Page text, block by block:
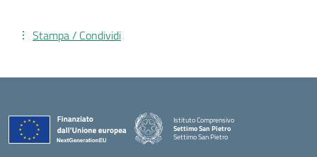
Stampa / Condividi
Istituto Comprensivo
Settimo San Pietro
Settimo San Pietro